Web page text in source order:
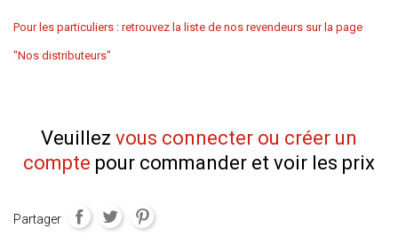
Pour les particuliers : retrouvez la liste de nos revendeurs sur la page
"Nos distributeurs"
Veuillez vous connecter ou créer un
compte pour commander et voir les prix
Partager